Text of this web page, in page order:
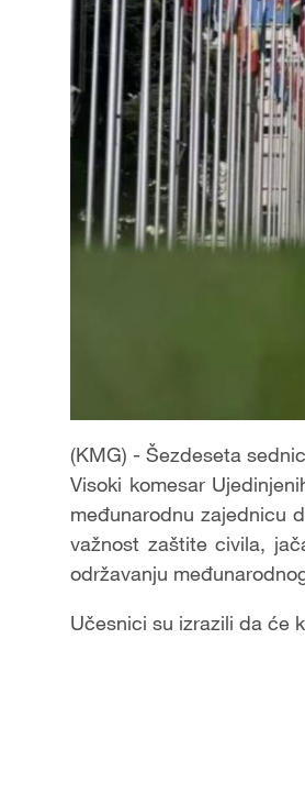
(KMG) - Šezdeseta
Visoki komesar
međunarodnu zajednicu
važnost zaštite civila,
održavanju
Učesnici su izrazili da će